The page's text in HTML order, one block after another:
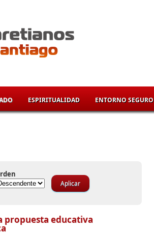
ESPIRITUALIDAD ENTORNO SEGURO
propuesta educativa